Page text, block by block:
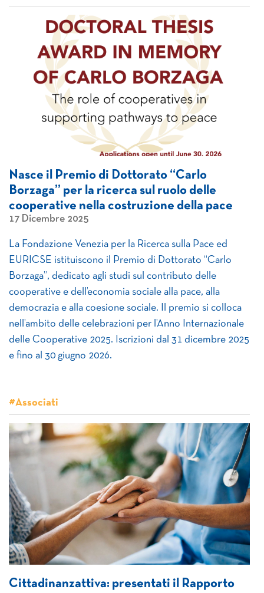
Nasce il Premio di Dottorato “Carlo
Borzaga” per la ricerca sul ruolo delle
cooperative nella costruzione della pace
17 Dicembre 2025
La Fondazione Venezia per la Ricerca sulla Pace ed
EURICSE istituiscono il Premio di Dottorato “Carlo
Borzaga”, dedicato agli studi sul contributo delle
cooperative e dell’economia sociale alla pace, alla
democrazia e alla coesione sociale. Il premio si colloca
nell’ambito delle celebrazioni per l’Anno Internazionale
delle Cooperative 2025. Iscrizioni dal 31 dicembre 2025
e fino al 30 giugno 2026.
#Associati
Cittadinanzattiva: presentati il Rapporto